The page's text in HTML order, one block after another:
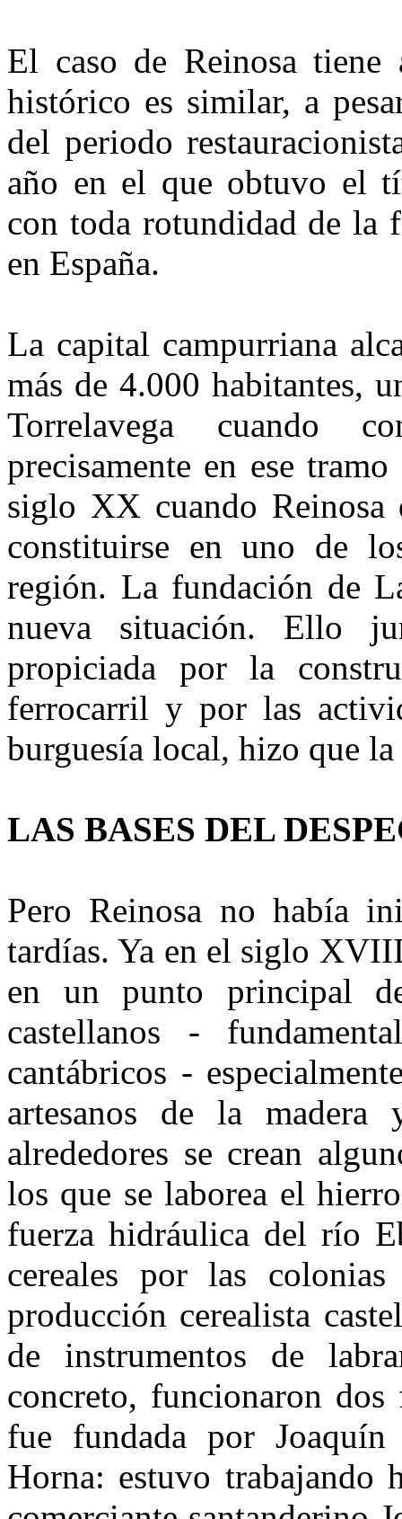
El caso de Reinosa
histórico es similar, a
del periodo
año en el que obtuvo el
con toda rotundidad de la
en España.
La capital campurriana
más de 4.000 habitantes,
Torrelavega cuando
precisamente en ese
siglo XX cuando Reinosa
constituirse en uno de
región. La fundación de
nueva situación. Ello
propiciada por la
ferrocarril y por las
burguesía local, hizo que
LAS BASES DEL
Pero Reinosa no había
tardías. Ya en el siglo
en un punto principal
castellanos -
cantábricos -
artesanos de la
alrededores se crean
los que se laborea el
fuerza hidráulica del río
cereales por las
producción cerealista
de instrumentos de
concreto, funcionaron
fue fundada por
Horna: estuvo trabajando